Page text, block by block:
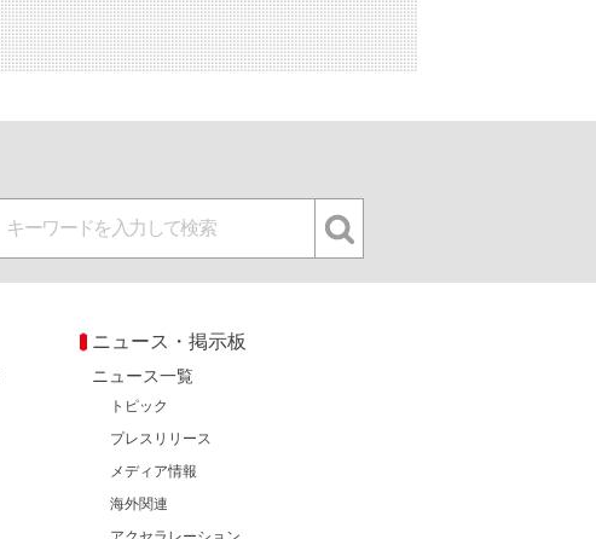
ニュース・掲示板
ニュース一覧
トピック
プレスリリース
メディア情報
海外関連